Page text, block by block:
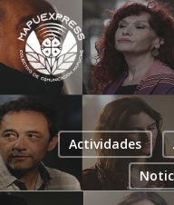
Skip
to
main
content
Actividades